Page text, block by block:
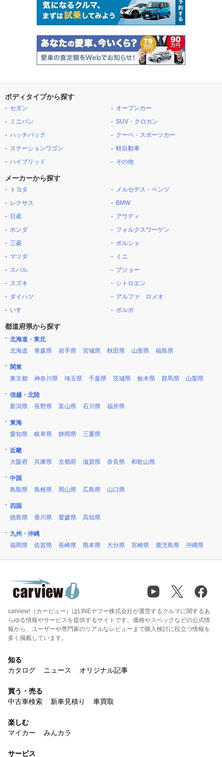
ボディタイプから探す
セダン
ミニバン
ハッチバック
ステーションワゴン
ハイブリッド
オープンカー
SUV・クロカン
クーペ・スポーツカー
軽自動車
その他
メーカーから探す
トヨタ
レクサス
日産
ホンダ
三菱
マツダ
スバル
スズキ
ダイハツ
いすゞ
メルセデス・ベンツ
BMW
アウディ
フォルクスワーゲン
ポルシェ
ミニ
プジョー
シトロエン
アルファ ロメオ
ボルボ
都道府県から探す
北海道・東北
北海道
青森県 岩手県 宮城県 秋田県 山形県 福島県
関東
東京都
神奈川県 埼玉県 千葉県 茨城県 栃木県 群馬県 山梨県
信越・北陸
新潟県
長野県 富山県 石川県 福井県
東海
愛知県
岐阜県 静岡県 三重県
近畿
大阪府
兵庫県 京都府 滋賀県 奈良県 和歌山県
中国
鳥取県
島根県 岡山県 広島県 山口県
四国
徳島県
香川県 愛媛県 高知県
九州・沖縄
福岡県
佐賀県 長崎県 熊本県 大分県 宮崎県 鹿児島県 沖縄県
carview!（カービュー）はLINEヤフー株式会社が運営するクルマに関するあ
らゆる情報やサービスを提供するサイトです。価格やスペックなどの公式情
報から、ユーザーや専門家のリアルなレビューまで購入検討に役立つ情報を
多く掲載しています。
知る
カタログ
ニュース オリジナル記事
買う・売る
中古車検索
新車見積り 車買取
楽しむ
マイカー
みんカラ
サービス